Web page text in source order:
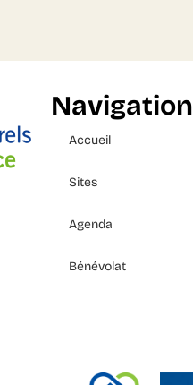
Navigation
Accueil
Sites
Agenda
Bénévolat